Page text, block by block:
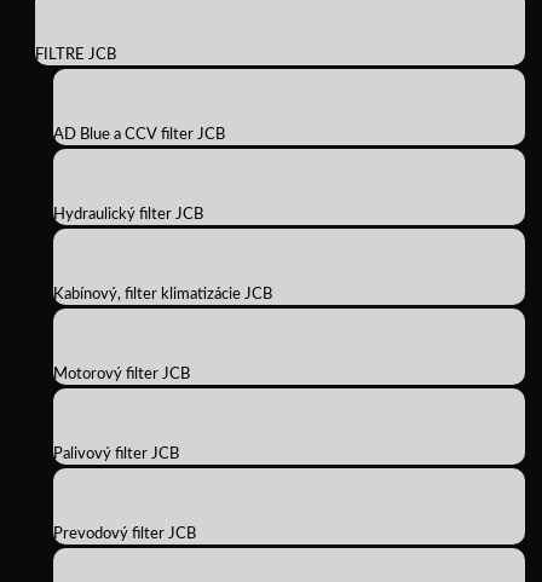
FILTRE JCB
AD Blue a CCV filter JCB
Hydraulický filter JCB
Kabínový, filter klimatizácie JCB
Motorový filter JCB
Palivový filter JCB
Prevodový filter JCB